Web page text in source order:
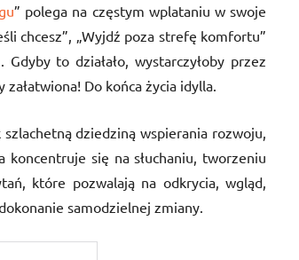
” polega na częstym wplataniu w swoje
chcesz”, „Wyjdź poza strefę komfortu”
to działało, wystarczyłoby przez
załatwiona! Do końca życia idylla.
dziedziną wspierania rozwoju,
koncentruje się na słuchaniu, tworzeniu
które pozwalają na odkrycia, wgląd,
samodzielnej zmiany.